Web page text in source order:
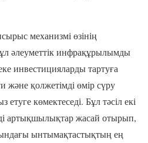
механизмі өзінің
әлеуметтік инфрақұрылымды
инвестицияларды тартуға
және қолжетімді өмір сүру
көмектеседі. Бұл тәсіл екі
артықшылықтар жасай отырып,
ынтымақтастықтың ең